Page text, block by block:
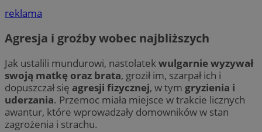
reklama
Agresja i groźby wobec najbliższych
Jak ustalili mundurowi, nastolatekwulgarnie wyzywał
swoją matkę oraz brata, groził im, szarpał ich i
dopuszczał się agresji fizycznej, w tym gryzienia i
uderzania. Przemoc miała miejsce w trakcie licznych
awantur, które wprowadzały domowników w stan
zagrożenia i strachu.